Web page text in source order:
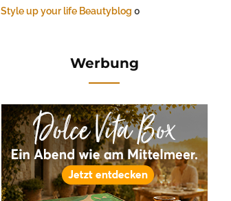
Style up your life Beautyblog 0
Werbung